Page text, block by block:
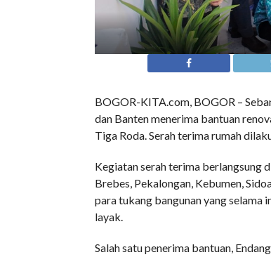
BOGOR-KITA.com, BOGOR –
dan Banten menerima bantuan
Tiga Roda. Serah terima rumah
Kegiatan serah terima berlangsung
Brebes, Pekalongan, Kebumen,
para tukang bangunan yang selama
layak.
Salah satu penerima bantuan,